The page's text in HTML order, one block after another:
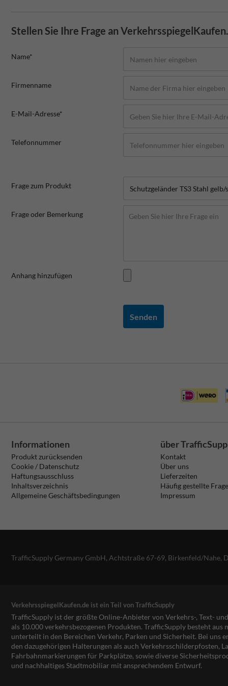
Stellen Sie Ihre Frage an
Name*
Firmenname
E-Mail-Adresse*
Telefonnummer
Frage zum Produkt
Frage oder Bemerkung
Anhang hinzufügen
Senden
Informationen
Produkt zurücksenden
Cookie / Datenschutz
Haftungsausschluss
Inhaltsverzeichnis
Allgemeine Geschäftsbedingungen
über
Kontakt
Über uns
Lieferzeiten
Häufig gestellte
Impressum
TrafficSupply Germany GmbH, Achtstraße 67-69, Birkenfeld/Nahe,
VerkehrsspiegelKaufen.de ist ein Teil von TrafficSupply
TrafficSupply ist der größte Online-Anbieter von Verkehrs-, Text-
als 10.000 verkehrsbezogenen Produkten. TrafficSupply besteht aus
unterteilt in den Bereichen Verkehr, Parken und Sicherheit. Bei uns
den dazugehörigen Halterungen als auch Verkehrsschilderpfosten,
Fahrbahnmarkierungen für Parkplätze, sowie diverse
und nachhaltiges Stadtmobiliar mit ansprechendem Entwurf.